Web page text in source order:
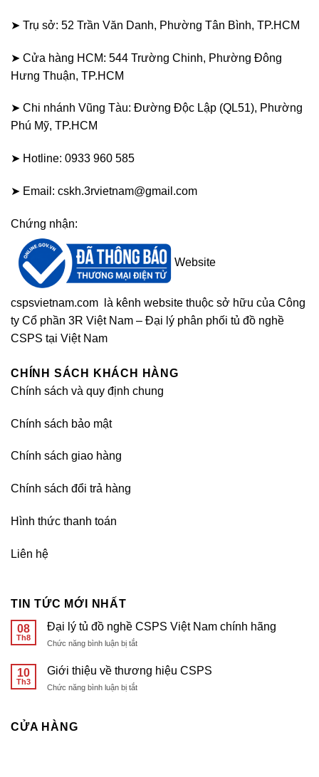
➤ Trụ sở: 52 Trần Văn Danh, Phường Tân Bình, TP.HCM
➤ Cửa hàng HCM: 544 Trường Chinh, Phường Đông
Hưng Thuận, TP.HCM
➤ Chi nhánh Vũng Tàu: Đường Độc Lập (QL51), Phường
Phú Mỹ, TP.HCM
➤ Hotline: 0933 960 585
➤ Email: cskh.3rvietnam@gmail.com
Chứng nhận:
Website
cspsvietnam.com là kênh website thuộc sở hữu của Công
ty Cổ phần 3R Việt Nam – Đại lý phân phối tủ đồ nghề
CSPS tại Việt Nam
CHÍNH SÁCH KHÁCH HÀNG
Chính sách và quy định chung
Chính sách bảo mật
Chính sách giao hàng
Chính sách đổi trả hàng
Hình thức thanh toán
Liên hệ
TIN TỨC MỚI NHẤT
08
Th8
Đại lý tủ đồ nghề CSPS Việt Nam chính hãng
Chức năng bình luận bị tắtở
lý
đồ
10
Th3
Giới thiệu về thương hiệu CSPS
Chức năng bình luận bị tắtở
CỬA HÀNG